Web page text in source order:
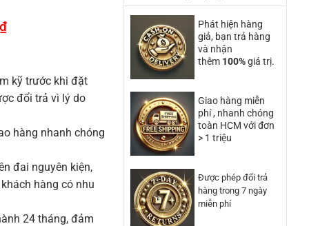
Phát hiện hàng
giả, bạn trả hàng
và nhận
thêm 100%giá trị.
Giao hàng miễn
phí , nhanh chóng
toàn HCM với đơn
> 1 triệu
Được phép đổi trả
hàng trong 7 ngày
miễn phí
₫Giá
kỹ trước khi đặt
đổi trả vì lý do
hàng nhanh chóng
đai nguyên kiện,
hàng có nhu
24 tháng, đảm